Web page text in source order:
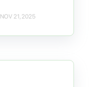
NOV 21, 2025